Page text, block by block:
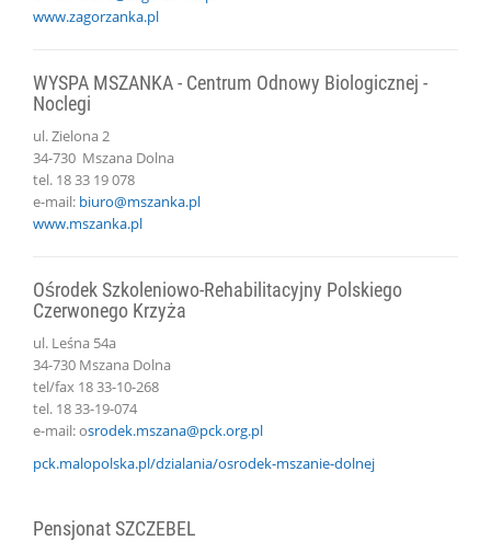
www.zagorzanka.pl
WYSPA MSZANKA - Centrum Odnowy Biologicznej -
Noclegi
ul. Zielona 2
34-730 Mszana Dolna
tel. 18 33 19 078
e-mail: biuro@mszanka.pl
www.mszanka.pl
Ośrodek Szkoleniowo-Rehabilitacyjny Polskiego
Czerwonego Krzyża
ul. Leśna 54a
34-730 Mszana Dolna
tel/fax 18 33-10-268
tel. 18 33-19-074
e-mail: osrodek.mszana@pck.org.pl
pck.malopolska.pl/dzialania/osrodek-mszanie-dolnej
Pensjonat SZCZEBEL